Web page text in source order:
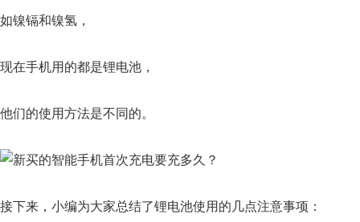
如镍镉和镍氢，
现在手机用的都是锂电池，
他们的使用方法是不同的。
接下来，小编为大家总结了锂电池使用的几点注意事项：